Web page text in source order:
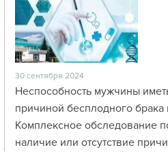
30 сентября 2024
Неспособность мужчины
причиной бесплодного брака
Комплексное обследование
наличие или отсутствие